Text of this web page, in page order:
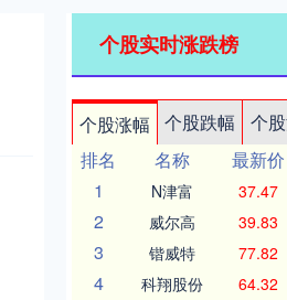
个股实时涨跌榜
个股涨幅 个股跌幅 个
排名
名称 最新价
1
N津富 37.47
2 威尔高 39.83
3 锴威特 77.82
4 科翔股份 64.32